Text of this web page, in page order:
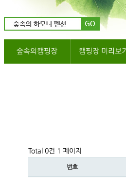
숲속의캠핑장 캠핑장 미리보
Total 0건 1 페이지
번호